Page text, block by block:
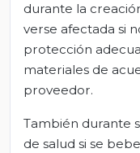
durante la
verse afectada si
protección
materiales de
proveedor.
También durante
de salud si se